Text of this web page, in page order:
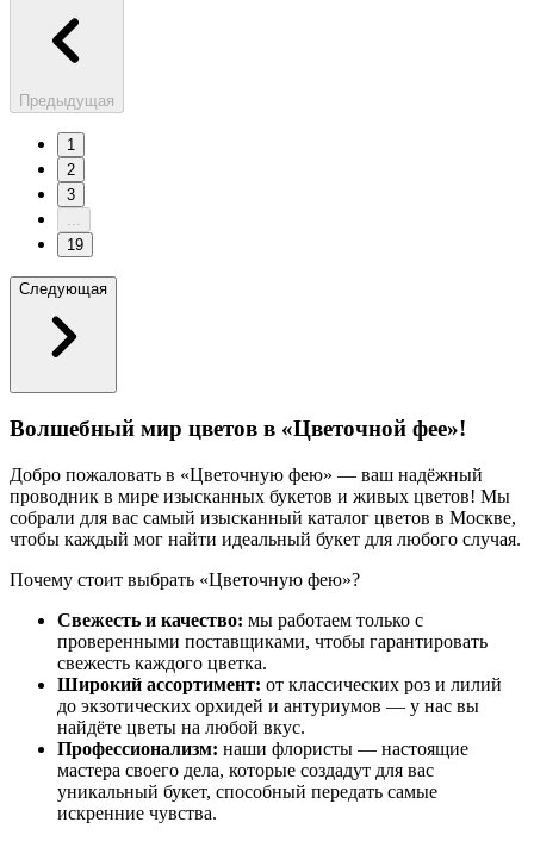
Предыдущая
1
2
3
...
19
Следующая
Волшебный мир цветов в «Цветочной фее»!
Добро пожаловать в «Цветочную фею» — ваш надёжный
проводник в мире изысканных букетов и живых цветов! Мы
собрали для вас самый изысканный каталог цветов в Москве,
чтобы каждый мог найти идеальный букет для любого случая.
Почему стоит выбрать «Цветочную фею»?
Свежесть и качество: мы работаем только с
проверенными поставщиками, чтобы гарантировать
свежесть каждого цветка.
Широкий ассортимент: от классических роз и лилий
до экзотических орхидей и антуриумов — у нас вы
найдёте цветы на любой вкус.
Профессионализм: наши флористы — настоящие
мастера своего дела, которые создадут для вас
уникальный букет, способный передать самые
искренние чувства.